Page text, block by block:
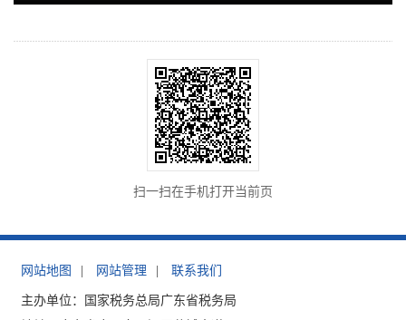
扫一扫在手机打开当前页
网站地图 网站管理 联系我们
主办单位：国家税务总局广东省税务局